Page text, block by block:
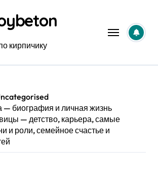
кирпичику
— биография и личная жизнь
— детство, карьера, самые
и роли, семейное счастье и